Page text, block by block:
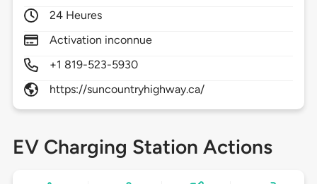
24 Heures
Activation inconnue
+1 819-523-5930
https://suncountryhighway.ca/
EV Charging Station Actions